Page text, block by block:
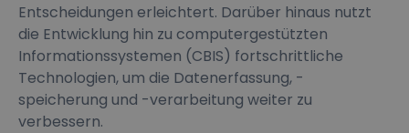
Entscheidungen erleichtert. Darüber hinaus nutzt
die Entwicklung hin zu computergestützten
Informationssystemen (CBIS) fortschrittliche
Technologien, um die Datenerfassung, -
speicherung und -verarbeitung weiter zu
verbessern.